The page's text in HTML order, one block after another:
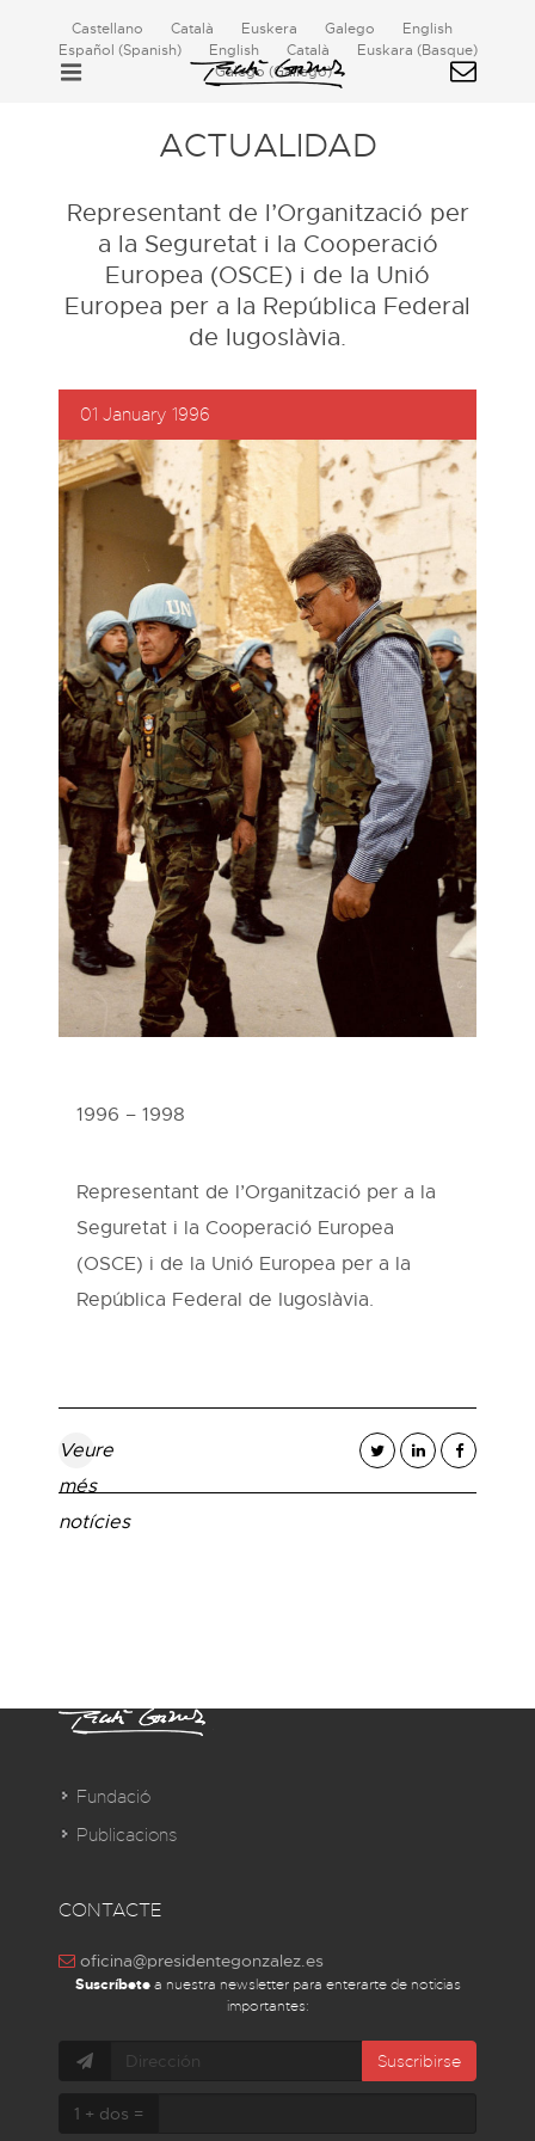
Castellano Català Euskera Galego
English
Español (Spanish) English Català Euskara (Basque)
Galego (Gallego)
ACTUALIDAD
Representant de l’Organització per
a la Seguretat i la Cooperació
Europea (OSCE) i de la Unió
Europea per a la República Federal
de Iugoslàvia.
01 January 1996
1996 – 1998
Representant de l’Organització per a la
Seguretat i la Cooperació Europea
(OSCE) i de la Unió Europea per a la
República Federal de Iugoslàvia.
Veure
més
notícies
Fundació
Publicacions
CONTACTE
oficina@presidentegonzalez.es
Suscríbetea nuestra newsletter para enterarte de noticias
importantes:
Suscribirse
1 + dos =